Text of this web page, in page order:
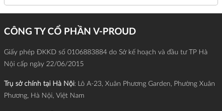
toàn nghiêm trọng.
CÔNG TY CỔ PHẦN V-PROUD
Giấy phép ĐKKD số 0106883884 do Sở kế hoạch và đầu tư TP Hà
Nội cấp ngày 22/06/2015
Trụ sở chính tại Hà Nội: Lô A-23, Xuân Phương Garden, Phường Xuân
Phương, Hà Nội, Việt Nam